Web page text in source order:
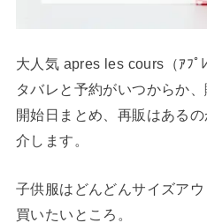
大人気 apres les cours（ｱﾌﾟ
タバレと予約がいつからか
開始日まとめ、再販はある
介します。
子供服はどんどんサイズア
買いたいところ。